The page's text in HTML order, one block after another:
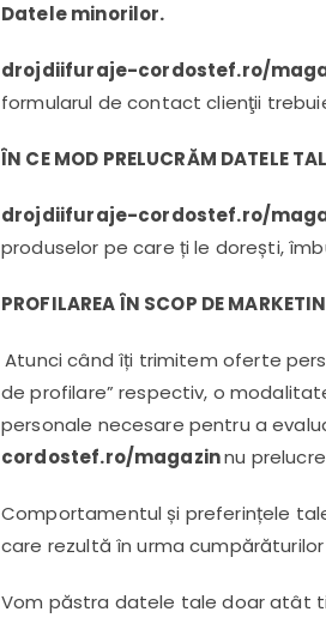
Datele minorilor.
drojdiifuraje-cordostef.ro/
formularul de contact clienţii
ÎN CE MOD PRELUCRĂM DATELE
drojdiifuraje-cordostef.ro/
produselor pe care ți le dorești,
PROFILAREA ÎN SCOP DE
Atunci când îți trimitem oferte
de profilare” respectiv, o
personale necesare pentru a
cordostef.ro/magazinnu
Comportamentul și preferințele
care rezultă în urma
Vom păstra datele tale doar atât